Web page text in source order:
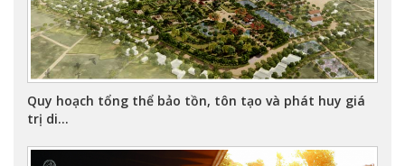
Quy hoạch tổng thể bảo tồn, tôn tạo và phát huy giá
trị di...